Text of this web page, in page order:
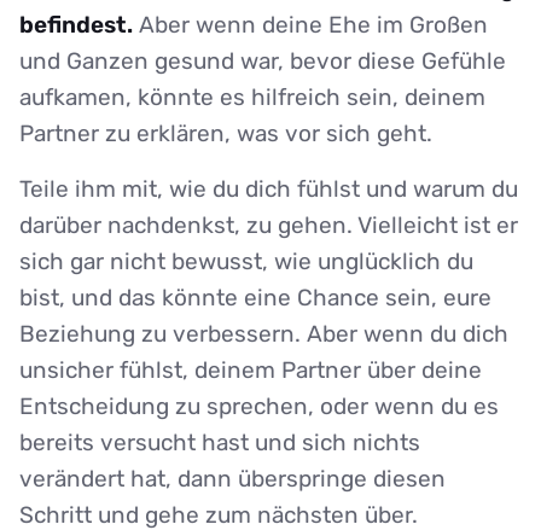
befindest. Aber wenn deine Ehe im Großen
und Ganzen gesund war, bevor diese Gefühle
aufkamen, könnte es hilfreich sein, deinem
Partner zu erklären, was vor sich geht.
Teile ihm mit, wie du dich fühlst und warum du
darüber nachdenkst, zu gehen. Vielleicht ist er
sich gar nicht bewusst, wie unglücklich du
bist, und das könnte eine Chance sein, eure
Beziehung zu verbessern. Aber wenn du dich
unsicher fühlst, deinem Partner über deine
Entscheidung zu sprechen, oder wenn du es
bereits versucht hast und sich nichts
verändert hat, dann überspringe diesen
Schritt und gehe zum nächsten über.